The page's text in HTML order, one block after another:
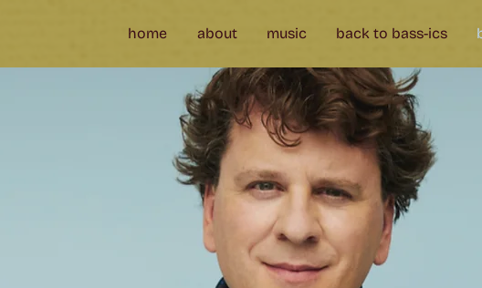
home about music back to bass-ics